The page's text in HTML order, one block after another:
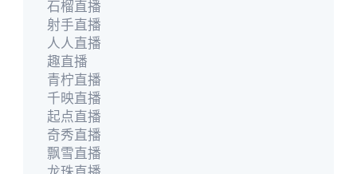
石榴直播
射手直播
人人直播
趣直播
青柠直播
千映直播
起点直播
奇秀直播
飘雪直播